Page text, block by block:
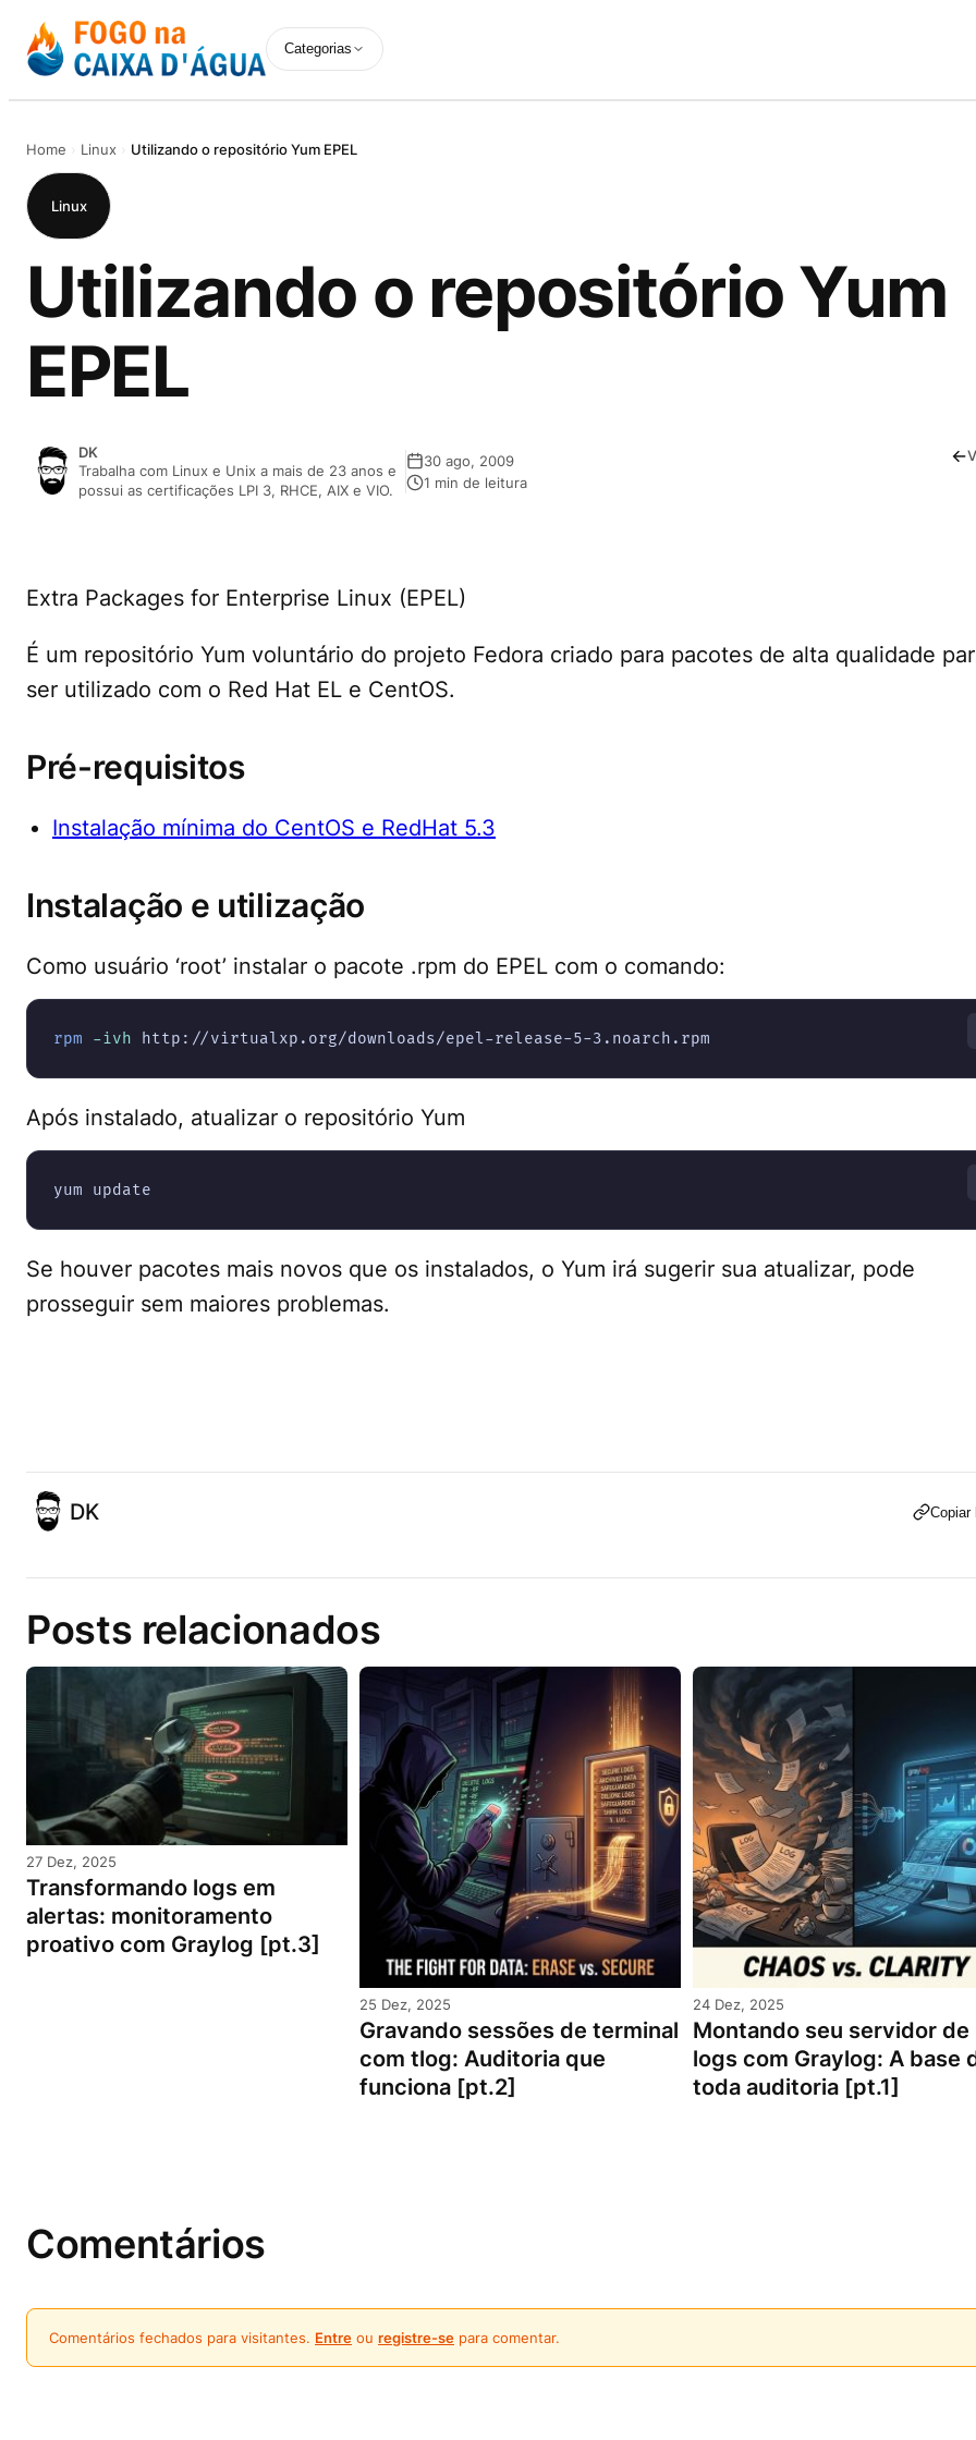
Pular
para
o
Categorias
Home Linux Utilizando o repositório Yum EPEL
Linux
Utilizando o repositório Yum
EPEL
DK
Trabalha com Linux e Unix a mais de 23 anos e
possui as certificações LPI 3, RHCE, AIX e VIO.
30 ago, 2009
1 min de leitura
Extra Packages for Enterprise Linux (EPEL)
É um repositório Yum voluntário do projeto Fedora criado para pacotes de alta qualidade
ser utilizado com o Red Hat EL e CentOS.
Pré-requisitos
Instalação mínima do CentOS e RedHat 5.3
Instalação e utilização
Como usuário ‘root’ instalar o pacote .rpm do EPEL com o comando:
rpm -ivh http://virtualxp.org/downloads/epel-release-5-3.noarch.rpm
Após instalado, atualizar o repositório Yum
yum update
Se houver pacotes mais novos que os instalados, o Yum irá sugerir sua atualizar, pode
prosseguir sem maiores problemas.
DK Copiar
Posts relacionados
27 Dez, 2025
Transformando logs em
alertas: monitoramento
proativo com Graylog [pt.3]
25 Dez, 2025
Gravando sessões de terminal
com tlog: Auditoria que
funciona [pt.2]
24 Dez, 2025
Montando seu servidor de
logs com Graylog: A base
toda auditoria [pt.1]
Comentários
Comentários fechados para visitantes. Entre ou registre-se para comentar.